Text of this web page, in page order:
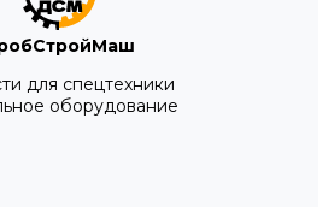
для спецтехники
оборудование